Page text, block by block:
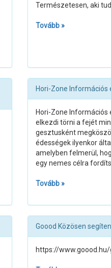
Természetesen, aki
Tovább »
Hori-Zone Információs
Hori-Zone Információs
elkezdi törni a fejét
gesztusként
édességek ilyenkor
amelyben felmerül,
egy nemes célra
Tovább »
Goood Közösen
https://